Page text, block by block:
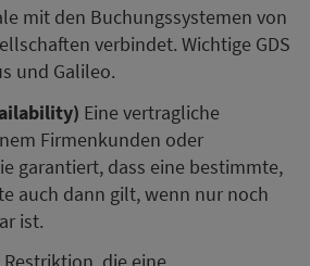
mit den Buchungssystemen von
verbindet. Wichtige GDS
und Galileo.
Eine vertragliche
Firmenkunden oder
garantiert, dass eine bestimmte,
auch dann gilt, wenn nur noch
ist.